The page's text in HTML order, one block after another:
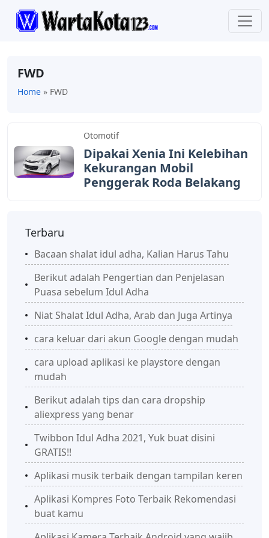
FWD
Home » FWD
Otomotif
Dipakai Xenia Ini Kelebihan
Kekurangan Mobil
Penggerak Roda Belakang
Terbaru
Bacaan shalat idul adha, Kalian Harus Tahu
Berikut adalah Pengertian dan Penjelasan
Puasa sebelum Idul Adha
Niat Shalat Idul Adha, Arab dan Juga Artinya
cara keluar dari akun Google dengan mudah
cara upload aplikasi ke playstore dengan
mudah
Berikut adalah tips dan cara dropship
aliexpress yang benar
Twibbon Idul Adha 2021, Yuk buat disini
GRATIS!!
Aplikasi musik terbaik dengan tampilan keren
Aplikasi Kompres Foto Terbaik Rekomendasi
buat kamu